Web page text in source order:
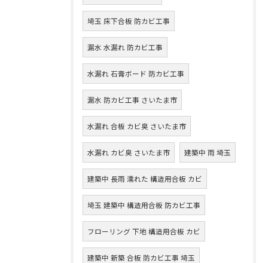
埼玉 床下合板 防カビ工事
漏水 水漏れ 防カビ工事
水漏れ 石膏ボード 防カビ工事
漏水 防カビ工事 さいたま市
水漏れ 合板 カビ臭 さいたま市
水漏れ カビ臭 さいたま市 建築中 雨 埼玉
建築中 長雨 濡れた 構造用合板 カビ
埼玉 建築中 構造用合板 防カビ工事
フローリング 下地 構造用合板 カビ
建築中 新築 合板 防カビ工事 埼玉